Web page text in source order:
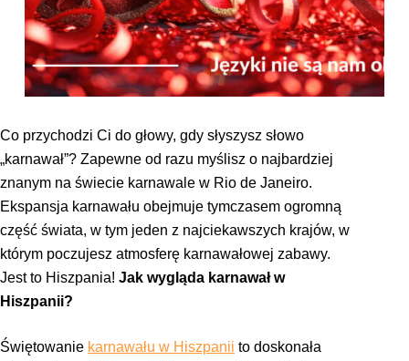
Co przychodzi Ci do głowy, gdy słyszysz słowo
„karnawał”? Zapewne od razu myślisz o najbardziej
znanym na świecie karnawale w Rio de Janeiro.
Ekspansja karnawału obejmuje tymczasem ogromną
część świata, w tym jeden z najciekawszych krajów, w
którym poczujesz atmosferę karnawałowej zabawy.
Jest to Hiszpania! Jak wygląda karnawał w
Hiszpanii?
Świętowanie karnawału w Hiszpanii to doskonała